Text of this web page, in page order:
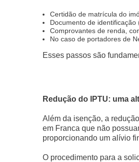
Certidão de matrícula do
Documento de identificação
Comprovantes de renda,
No caso de portadores de
Esses passos são
Redução do IPTU: uma
Além da isenção, a
em Franca que não
proporcionando um alívio
O procedimento para a